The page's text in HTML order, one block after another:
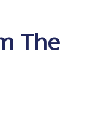
The